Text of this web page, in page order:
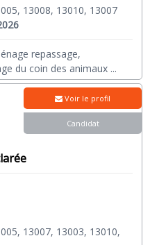
13008, 13010, 13007
repassage,
du coin des animaux ...
13007, 13003, 13010,
Voir le profil
Candidat